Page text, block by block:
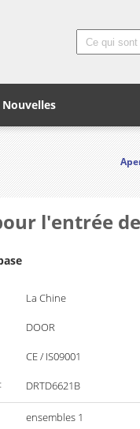
Nouvelles
l'entrée
La Chine
DOOR
CE / IS09001
DRTD6621B
ensembles 1